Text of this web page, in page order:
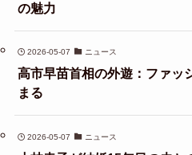
の魅力
2026-05-07 ニュース
高市早苗首相の外遊：ファッ
まる
2026-05-07 ニュース